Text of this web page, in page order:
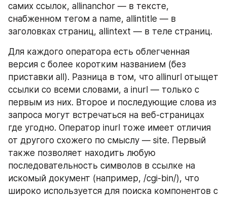
самих ссылок, allinanchor — в тексте,
снабженном тегом a name, allintitle — в
заголовках страниц, allintext — в теле страниц.
Для каждого оператора есть облегченная
версия с более коротким названием (без
приставки all). Разница в том, что allinurl отыщет
ссылки со всеми словами, а inurl — только с
первым из них. Второе и последующие слова из
запроса могут встречаться на веб-страницах
где угодно. Оператор inurl тоже имеет отличия
от другого схожего по смыслу — site. Первый
также позволяет находить любую
последовательность символов в ссылке на
искомый документ (например, /cgi-bin/), что
широко используется для поиска компонентов с